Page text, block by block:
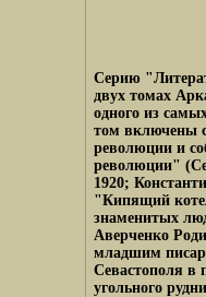
Серию
двух томах
одного из
том включены
революции и
революции"
1920;
"Кипящий
знаменитых
Аверченко
младшим
Севастополя в
угольного